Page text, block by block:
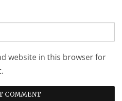
website in this browser for